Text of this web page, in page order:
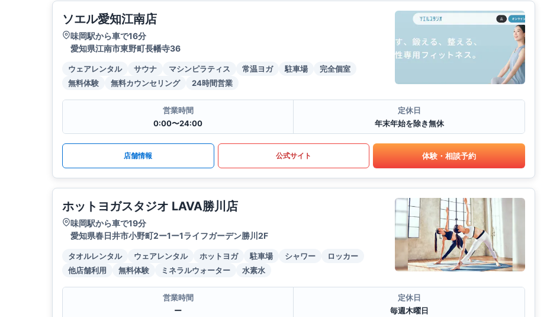
ソエル愛知江南店
味岡駅から車で16分
愛知県江南市東野町長幡寺36
ウェアレンタル サウナ マシンピラティス 常温ヨガ 駐車場
完全個室
無料体験
無料カウンセリング 24時間営業
営業時間
0:00〜24:00
定休日
年末年始を除き無休
店舗情報 公式サイト 体験・相談予約
ホットヨガスタジオ LAVA勝川店
味岡駅から車で19分
愛知県春日井市小野町2ー1ー1ライフガーデン勝川2F
タオルレンタル ウェアレンタル ホットヨガ 駐車場 シャワー
ロッカー
他店舗利用
無料体験 ミネラルウォーター 水素水
営業時間
ー
定休日
毎週木曜日